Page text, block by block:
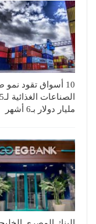
10 أسواق تقود
مليار دولار بـ6 أشهر